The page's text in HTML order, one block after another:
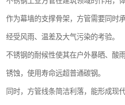
作为幕墙的支撑骨架，方管需要同时
经受风雨、温差及大气污染的考验。
不锈钢的耐候性使其在户外暴晒、酸
锈蚀，使用寿命远超普通碳钢。
同时，方管线条简洁利落，能形成现